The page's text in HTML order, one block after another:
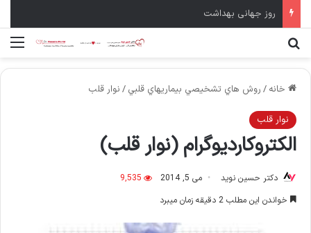
سال نو مبارک
خانه / روش هاي تشخيصي بيماريهاي قلبي / نوار قلب
نوار قلب
الکتروکاردیوگرام (نوار قلب)
دکتر حسین نوید می 5, 2014
9,535
خواندن این مطلب 2 دقیقه زمان میبرد